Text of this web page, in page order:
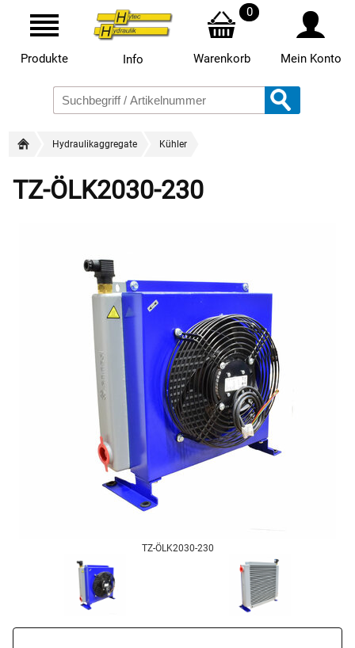
Produkte Info
0
Warenkorb Mein Konto
Hydraulikaggregate Kühler
TZ-ÖLK2030-230
TZ-ÖLK2030-230